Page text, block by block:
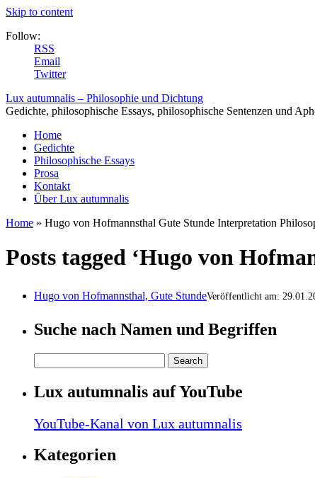
Skip to content
Follow:
RSS
Email
Twitter
Lux autumnalis – Philosophie und Dichtung
Gedichte, philosophische Essays, philosophische Sentenzen und
Home
Gedichte
Philosophische Essays
Prosa
Kontakt
Über Lux autumnalis
Home » Hugo von Hofmannsthal Gute Stunde Interpretation
Posts tagged ‘Hugo von
Hugo von Hofmannsthal, Gute StundeVeröffentlicht am:
Suche nach Namen und Begriffen
Lux autumnalis auf YouTube
YouTube-Kanal von Lux autumnalis
Kategorien